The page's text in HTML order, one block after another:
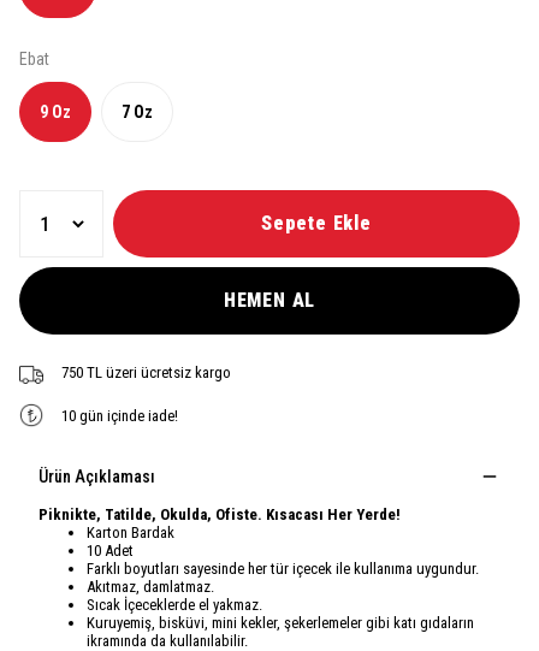
Ebat
9 Oz 7 Oz
Sepete Ekle
HEMEN AL
750 TL üzeri ücretsiz kargo
10 gün içinde iade!
Ürün Açıklaması
Piknikte, Tatilde, Okulda, Ofiste. Kısacası Her Yerde!
Karton Bardak
10 Adet
Farklı boyutları sayesinde her tür içecek ile kullanıma uygundur.
Akıtmaz, damlatmaz.
Sıcak İçeceklerde el yakmaz.
Kuruyemiş, bisküvi, mini kekler, şekerlemeler gibi katı gıdaların
ikramında da kullanılabilir.